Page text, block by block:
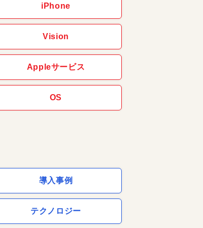
iPhone
Vision
Appleサービス
OS
導入事例
テクノロジー